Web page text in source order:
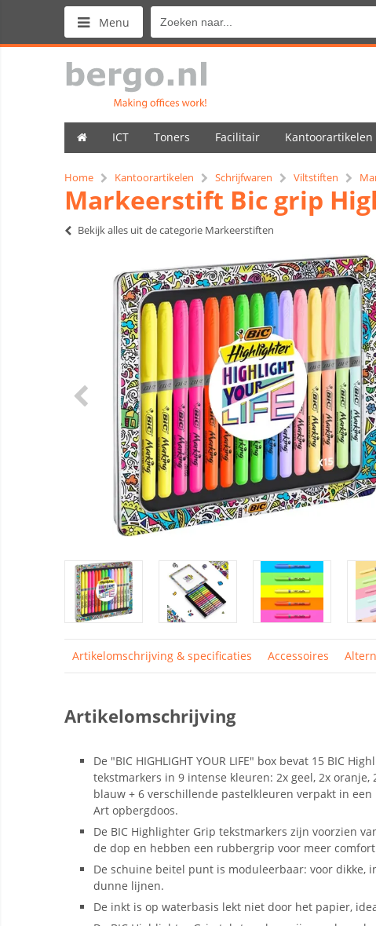
Menu
ICT Toners Facilitair Kantoorartikelen
Home Kantoorartikelen Schrijfwaren Viltstiften
Markeerstift Bic grip
Bekijk alles uit de categorie Markeerstiften
Artikelomschrijving & specificaties Accessoires
Artikelomschrijving
De "BIC HIGHLIGHT YOUR LIFE" box bevat 15 BIC
tekstmarkers in 9 intense kleuren: 2x geel, 2x oranje,
blauw + 6 verschillende pastelkleuren verpakt in
Art opbergdoos.
De BIC Highlighter Grip tekstmarkers zijn voorzien
de dop en hebben een rubbergrip voor meer
De schuine beitel punt is moduleerbaar: voor dikke,
dunne lijnen.
De inkt is op waterbasis lekt niet door het papier,